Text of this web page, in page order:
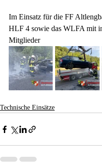
Im Einsatz für die FF
HLF 4 sowie das WLFA mit
Mitglieder
Technische Einsätze